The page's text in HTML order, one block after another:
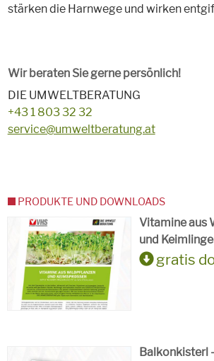
stärken die Harnwege und wirken
Wir beraten Sie gerne persönlich!
DIE UMWELTBERATUNG
+43 1 803 32 32
service@umweltberatung.at
PRODUKTE UND DOWNLOADS
Vitamine aus
und
gratis
Balkonkisterl